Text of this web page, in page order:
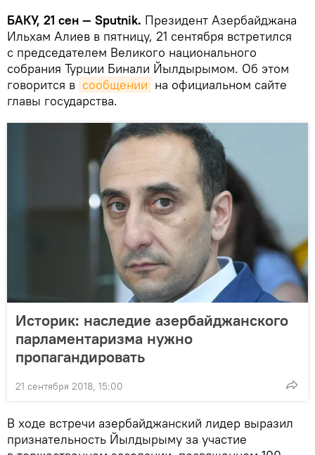
БАКУ, 21 сен — Sputnik. Президент Азербайджана
Ильхам Алиев в пятницу, 21 сентября встретился
с председателем Великого национального
собрания Турции Бинали Йылдырымом. Об этом
говорится в сообщении на официальном сайте
главы государства.
Историк: наследие азербайджанского
парламентаризма нужно
пропагандировать
21 сентября 2018, 15:00
В ходе встречи азербайджанский лидер выразил
признательность Йылдырыму за участие